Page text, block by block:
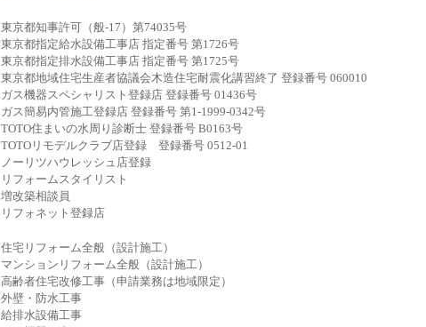
東京都知事許可（般-17）第74035号
東京都指定給水設備工事店 指定番号 第1726号
東京都指定排水設備工事店 指定番号 第1725号
東京都地域住宅生産者協議会木造住宅耐震化講習終了 登録番号 060010
ガス機器スペシャリスト登録店 登録番号 01436号
ガス簡易内管施工登録店 登録番号 第1-1999-0342号
TOTO住まいの水周り診断士 登録番号 B0163号
TOTOリモデルクラブ店登録 登録番号 0512-01
ノーリツハウレッシュ店登録
リフォームスタイリスト
増改築相談員
リフォネット登録店
住宅リフォーム全般（設計施工）
マンションリフォーム全般（設計施工）
高齢者住宅改修工事（申請業務は地域限定）
外壁・防水工事
給排水設備工事